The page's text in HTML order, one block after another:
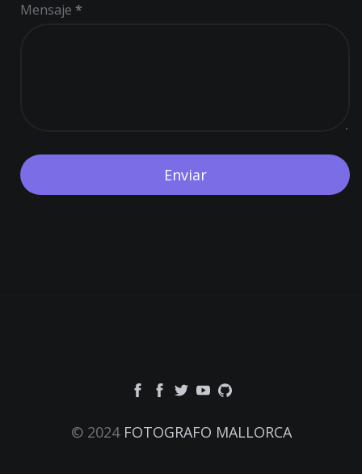
Mensaje *
© 2024 FOTOGRAFO MALLORCA